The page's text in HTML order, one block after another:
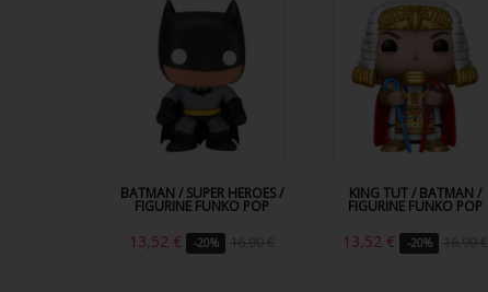
BATMAN / SUPER HEROES /
FIGURINE FUNKO POP
13,52 € -20% 16,90 €
KING TUT / BATMAN /
FIGURINE FUNKO POP
13,52 € -20% 16,90 €